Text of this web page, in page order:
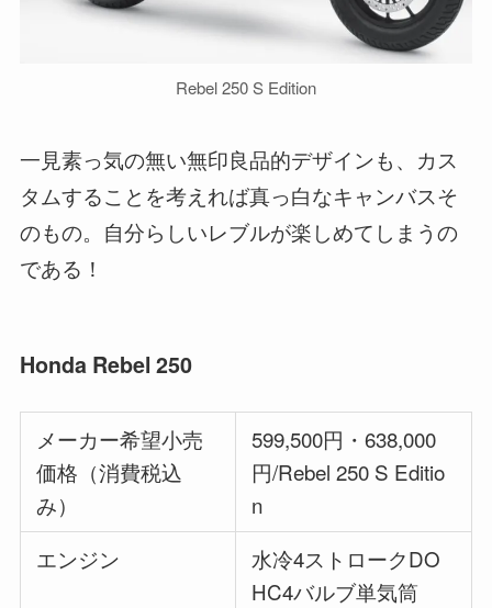
Rebel 250 S Edition
一見素っ気の無い無印良品的デザインも、カス
タムすることを考えれば真っ白なキャンバスそ
のもの。自分らしいレブルが楽しめてしまうの
である！
Honda Rebel 250
メーカー希望小売
価格（消費税込
み）
599,500円・638,000
円/Rebel 250 S Editio
n
エンジン
水冷4ストロークDO
HC4バルブ単気筒